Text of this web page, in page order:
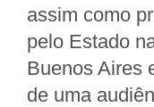
assim como
pelo Estado
Buenos Aires
de uma